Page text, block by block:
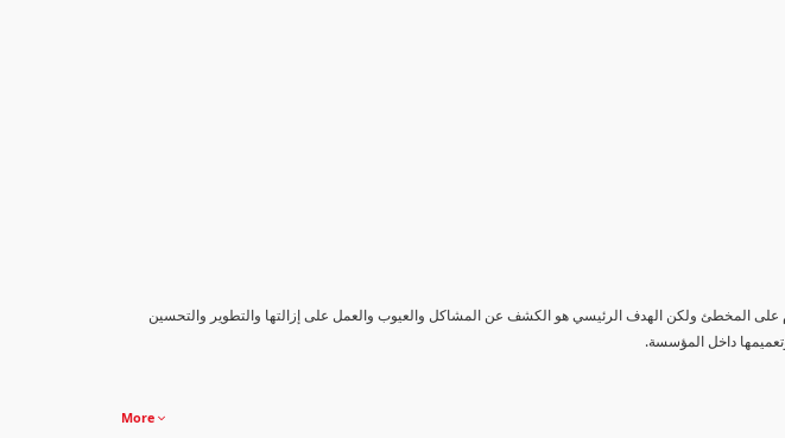
على المخطئ ولكن الهدف الرئيسي هو الكشف عن المشاكل والعيوب والعمل على إزالتها والتطوير والتحسين
داخل المؤسسة.
More